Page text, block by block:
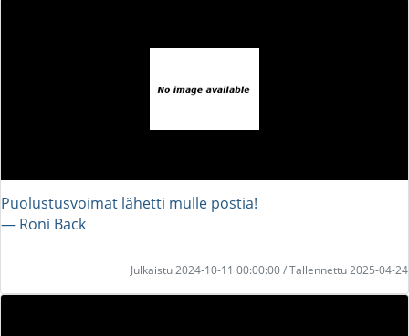
Puolustusvoimat lähetti mulle postia!
― Roni Back
Julkaistu 2024-10-11 00:00:00 / Tallennettu 2025-04-24